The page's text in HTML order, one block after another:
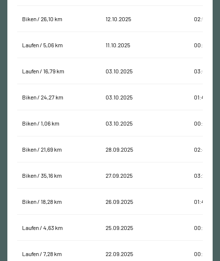
Biken / 26,10 km 12.10.2025 02:55:54
Laufen / 5,06 km 11.10.2025 00:30:43
Laufen / 16,79 km 03.10.2025 03:09:58
Biken / 24,27 km 03.10.2025 01:42:19
Biken / 1,06 km 03.10.2025 00:09:59
Biken / 21,69 km 28.09.2025 02:41:07
Biken / 35,16 km 27.09.2025 03:27:28
Biken / 18,28 km 26.09.2025 01:46:03
Laufen / 4,63 km 25.09.2025 00:39:20
Laufen / 7,28 km 22.09.2025 00:42:27